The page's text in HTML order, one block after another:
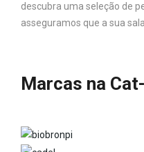
descubra uma seleção de
asseguramos que a sua
Marcas na